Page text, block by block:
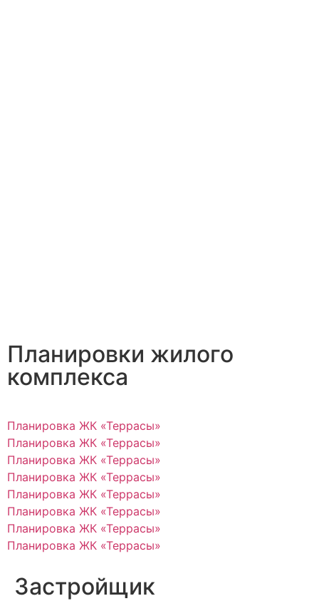
Планировки жилого
комплекса
Планировка ЖК «Террасы»
Планировка ЖК «Террасы»
Планировка ЖК «Террасы»
Планировка ЖК «Террасы»
Планировка ЖК «Террасы»
Планировка ЖК «Террасы»
Планировка ЖК «Террасы»
Планировка ЖК «Террасы»
Застройщик